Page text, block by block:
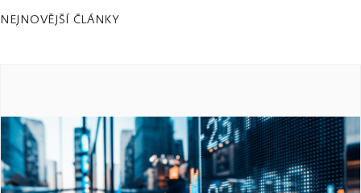
NEJNOVĚJŠÍ ČLÁNKY